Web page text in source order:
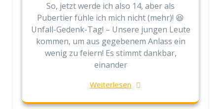
So, jetzt werde ich also 14, aber als
Pubertier fühle ich mich nicht (mehr)! 😆
Unfall-Gedenk-Tag! – Unsere jungen Leute
kommen, um aus gegebenem Anlass ein
wenig zu feiern! Es stimmt dankbar,
einander
Weiterlesen